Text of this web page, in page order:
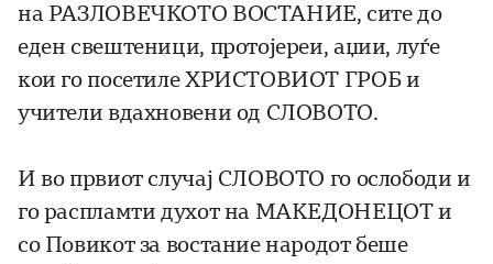
на РАЗЛОВЕЧКОТО ВОСТАНИЕ, сите до
еден свештеници, протојереи, аџии, луѓе
кои го посетиле ХРИСТОВИОТ ГРОБ и
учители вдахновени од СЛОВОТО.
И во првиот случај СЛОВОТО го ослободи и
го распламти духот на МАКЕДОНЕЦОТ и
со Повикот за востание народот беше